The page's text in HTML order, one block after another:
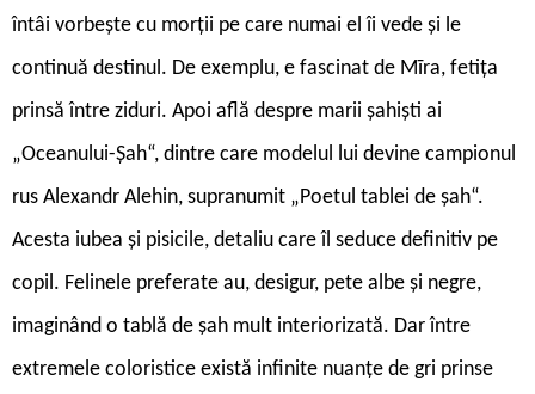
întâi vorbește cu morții pe care numai el îi vede și le
continuă destinul. De exemplu, e fascinat de Mīra, fetița
prinsă între ziduri. Apoi află despre marii șahiști ai
„Oceanului-Șah“, dintre care modelul lui devine campionul
rus Alexandr Alehin, supranumit „Poetul tablei de șah“.
Acesta iubea și pisicile, detaliu care îl seduce definitiv pe
copil. Felinele preferate au, desigur, pete albe și negre,
imaginând o tablă de șah mult interiorizată. Dar între
extremele coloristice există infinite nuanțe de gri prinse